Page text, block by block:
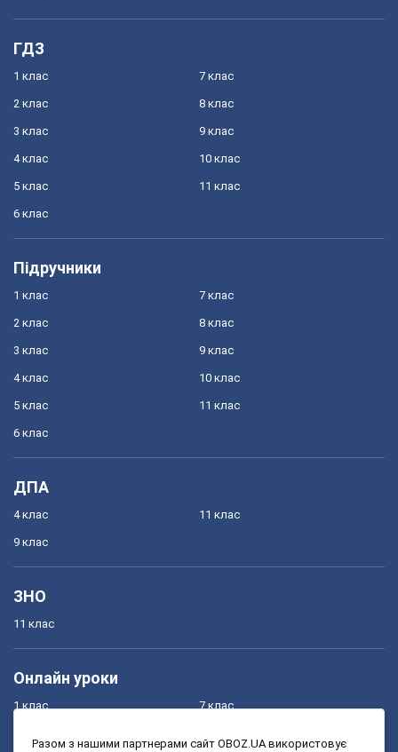
ГДЗ
1 клас
2 клас
3 клас
4 клас
5 клас
6 клас
7 клас
8 клас
9 клас
10 клас
11 клас
Підручники
1 клас
2 клас
3 клас
4 клас
5 клас
6 клас
7 клас
8 клас
9 клас
10 клас
11 клас
ДПА
4 клас
9 клас
11 клас
ЗНО
11 клас
Онлайн уроки
1 клас 7 клас
Разом з нашими партнерами сайт OBOZ.UA використовує